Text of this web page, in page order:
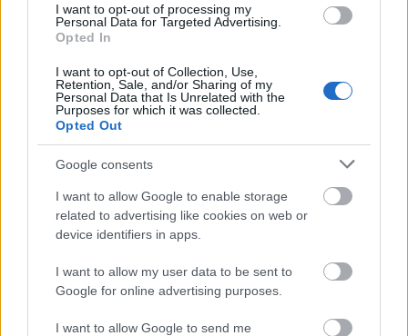
I want to opt-out of processing my
Personal Data for Targeted Advertising.
Opted In
I want to opt-out of Collection, Use,
Retention, Sale, and/or Sharing of my
Personal Data that Is Unrelated with the
Purposes for which it was collected.
Opted Out
Google consents
I want to allow Google to enable storage
related to advertising like cookies on web or
device identifiers in apps.
I want to allow my user data to be sent to
Google for online advertising purposes.
I want to allow Google to send me
huszadik születésnapját. Az Egyesült Államokban ez
a vezető digitális gyártó nyolcadik üzeme, összesen